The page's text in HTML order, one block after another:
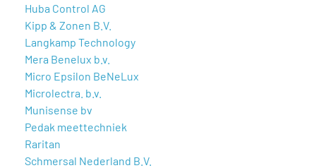
Huba Control AG
Kipp & Zonen B.V.
Langkamp Technology
Mera Benelux b.v.
Micro Epsilon BeNeLux
Microlectra. b.v.
Munisense bv
Pedak meettechniek
Raritan
Schmersal Nederland B.V.